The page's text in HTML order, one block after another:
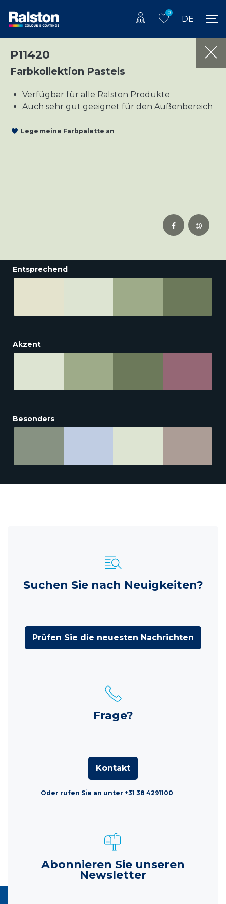
0
DE
P11420
Farbkollektion Pastels
Verfügbar für alle Ralston Produkte
Auch sehr gut geeignet für den Außenbereich
Lege meine Farbpalette an
Entsprechend
Akzent
Besonders
Suchen Sie nach Neuigkeiten?
Prüfen Sie die neuesten Nachrichten
Frage?
Kontakt
Oder rufen Sie an unter +31 38 4291100
Abonnieren Sie unseren
Newsletter